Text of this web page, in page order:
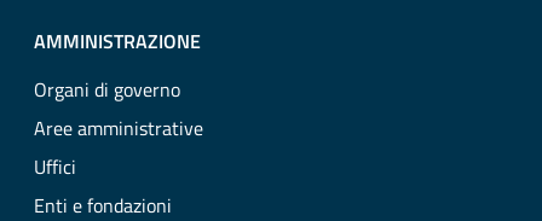
AMMINISTRAZIONE
Organi di governo
Aree amministrative
Uffici
Enti e fondazioni